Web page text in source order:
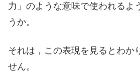
力」のような意味で使われるよ
うか。
それは，この表現を見るとわか
せん。